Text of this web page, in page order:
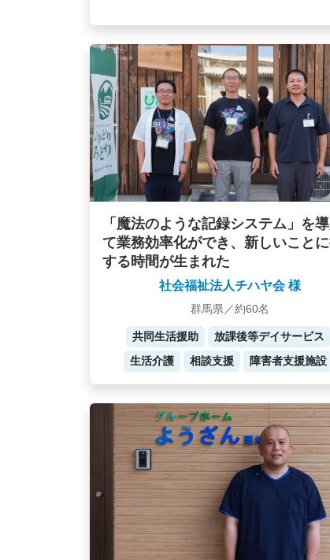
「魔法のような記録システム」を
て業務効率化ができ、新しいこと
する時間が生まれた
社会福祉法人チハヤ会 様
群馬県／約60名
共同生活援助
放課後等デイサービス
生活介護
相談支援 障害者支援施設